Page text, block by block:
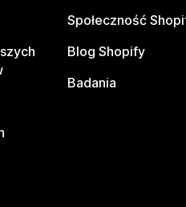
Społeczność
Blog Shopify
Badania